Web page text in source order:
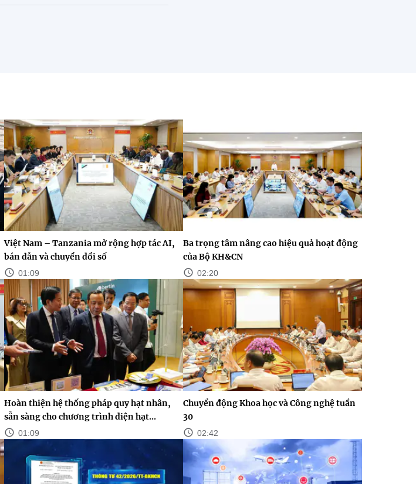
Việt Nam – Tanzania mở rộng hợp tác AI,
bán dẫn và chuyển đổi số
01:09
Ba trọng tâm nâng cao hiệu quả hoạt động
của Bộ KH&CN
02:20
Hoàn thiện hệ thống pháp quy hạt nhân,
sẵn sàng cho chương trình điện hạt...
01:09
Chuyển động Khoa học và Công nghệ tuần
30
02:42